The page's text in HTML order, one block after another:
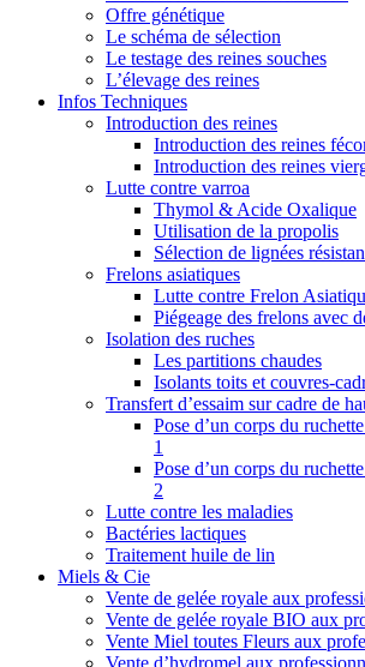
Offre génétique
Le schéma de sélection
Le testage des reines souches
L’élevage des reines
Infos Techniques
Introduction des reines
Introduction des reines
Introduction des reines
Lutte contre varroa
Thymol & Acide Oxalique
Utilisation de la propolis
Sélection de lignées
Frelons asiatiques
Lutte contre Frelon
Piégeage des frelons avec
Isolation des ruches
Les partitions chaudes
Isolants toits et couvres-
Transfert d’essaim sur cadre de
Pose d’un corps du
1
Pose d’un corps du
2
Lutte contre les maladies
Bactéries lactiques
Traitement huile de lin
Miels & Cie
Vente de gelée royale aux
Vente de gelée royale BIO aux
Vente Miel toutes Fleurs aux
Vente d’hydromel aux